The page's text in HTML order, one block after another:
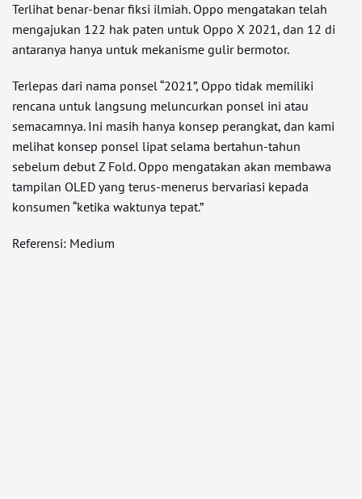
Terlihat benar-benar fiksi ilmiah. Oppo mengatakan telah
mengajukan 122 hak paten untuk Oppo X 2021, dan 12 di
antaranya hanya untuk mekanisme gulir bermotor.
Terlepas dari nama ponsel “2021”, Oppo tidak memiliki
rencana untuk langsung meluncurkan ponsel ini atau
semacamnya. Ini masih hanya konsep perangkat, dan kami
melihat konsep ponsel lipat selama bertahun-tahun
sebelum debut Z Fold. Oppo mengatakan akan membawa
tampilan OLED yang terus-menerus bervariasi kepada
konsumen “ketika waktunya tepat.”
Referensi: Medium